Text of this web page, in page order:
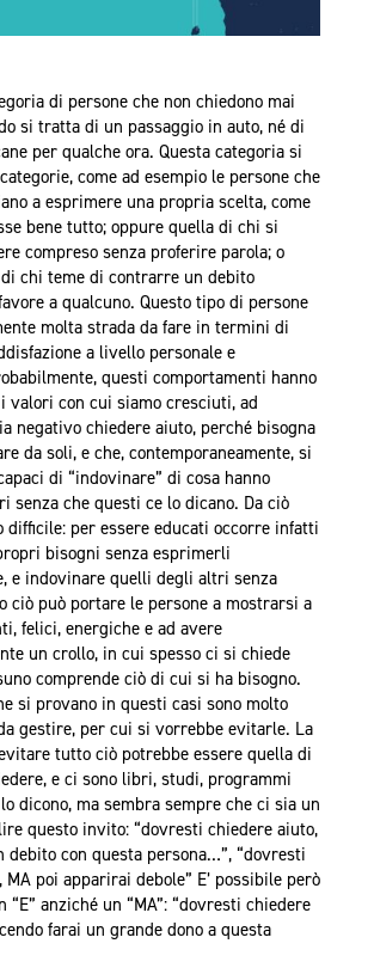
di persone che non chiedono mai
si tratta di un passaggio in auto, né di
per qualche ora. Questa categoria si
come ad esempio le persone che
a esprimere una propria scelta, come
bene tutto; oppure quella di chi si
compreso senza proferire parola; o
chi teme di contrarre un debito
a qualcuno. Questo tipo di persone
molta strada da fare in termini di
a livello personale e
questi comportamenti hanno
valori con cui siamo cresciuti, ad
negativo chiedere aiuto, perché bisogna
da soli, e che, contemporaneamente, si
di “indovinare” di cosa hanno
senza che questi ce lo dicano. Da ciò
difficile: per essere educati occorre infatti
bisogni senza esprimerli
e indovinare quelli degli altri senza
ciò può portare le persone a mostrarsi a
felici, energiche e ad avere
un crollo, in cui spesso ci si chiede
comprende ciò di cui si ha bisogno.
si provano in questi casi sono molto
gestire, per cui si vorrebbe evitarle. La
tutto ciò potrebbe essere quella di
e ci sono libri, studi, programmi
dicono, ma sembra sempre che ci sia un
questo invito: “dovresti chiedere aiuto,
debito con questa persona…”, “dovresti
poi apparirai debole” E’ possibile però
“E” anziché un “MA”: “dovresti chiedere
farai un grande dono a questa